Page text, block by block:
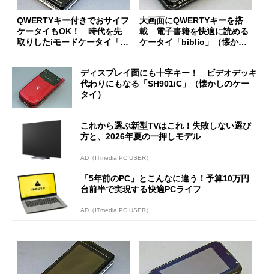
QWERTYキー付きでおサイフ
ケータイもOK！ 時代を先
取りしたiモードケータイ「S
大画面にQWERTYキーを搭
載 電子書籍を快適に読める
ケータイ「biblio」（懐かし
ディスプレイ面にも十字キー！ ビデオデッキ
代わりにもなる「SH901iC」（懐かしのケー
タイ）
これから選ぶ新型TVはこれ！失敗しない選び
方と、2026年夏の一押しモデル
AD（ITmedia PC USER）
「5年前のPC」とこんなに違う！予算10万円
台前半で実現する快適PCライフ
AD（ITmedia PC USER）